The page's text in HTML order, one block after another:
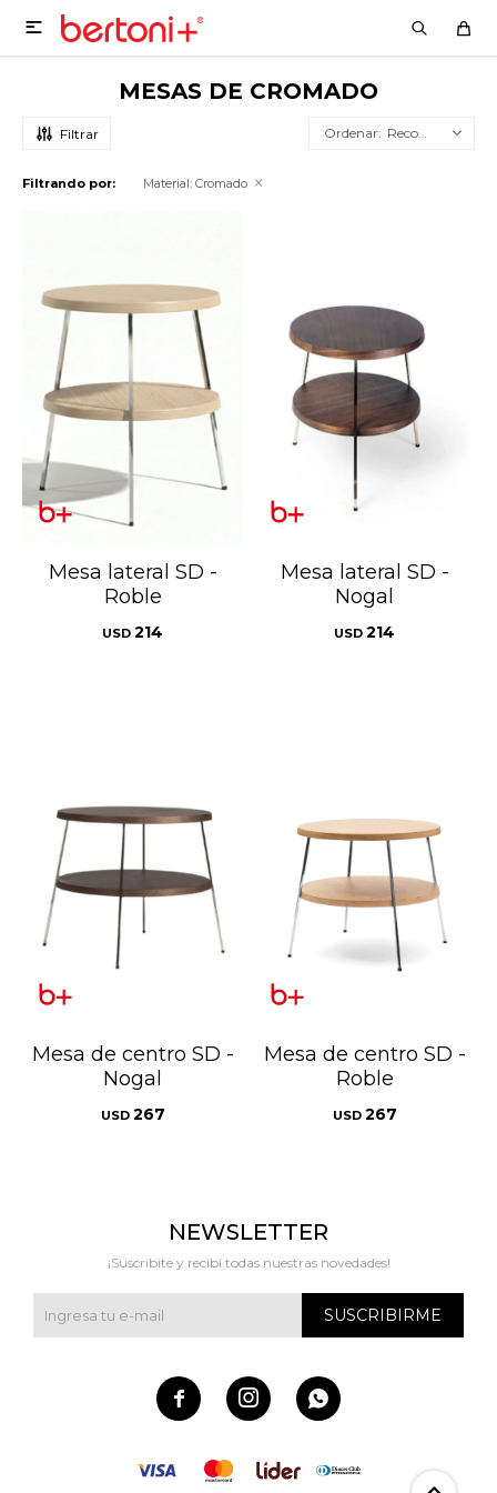

MESAS DE CROMADO
Recomendados
Filtrando por: Material: Cromado
Mesa lateral SD -
Roble
USD 214
Mesa lateral SD -
Nogal
USD 214
Mesa de centro SD -
Nogal
USD 267
Mesa de centro SD -
Roble
USD 267
NEWSLETTER
¡Suscribite y recibí todas nuestras novedades!
SUSCRIBIRME
  